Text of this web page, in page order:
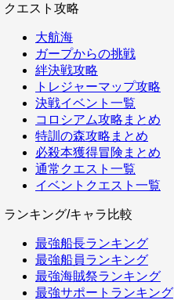
クエスト攻略
大航海
ガープからの挑戦
絆決戦攻略
トレジャーマップ攻略
決戦イベント一覧
コロシアム攻略まとめ
特訓の森攻略まとめ
必殺本獲得冒険まとめ
通常クエスト一覧
イベントクエスト一覧
ランキング/キャラ比較
最強船長ランキング
最強船員ランキング
最強海賊祭ランキング
最強サポートランキング